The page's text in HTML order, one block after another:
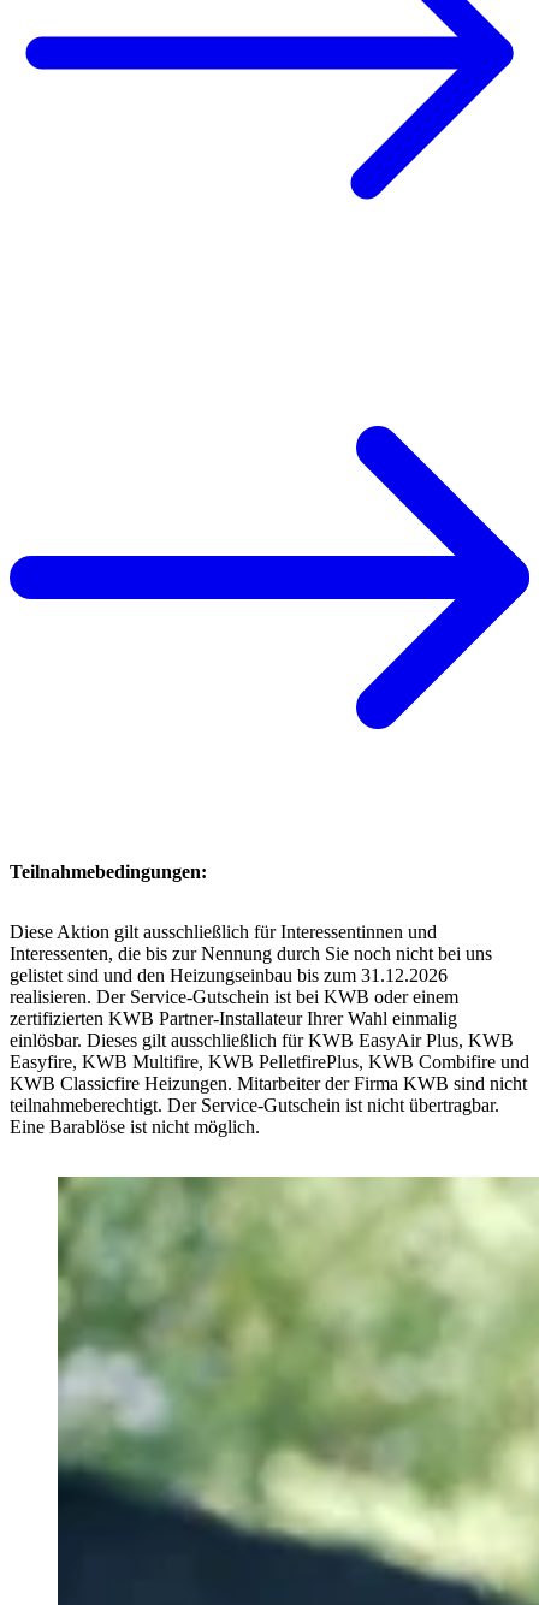
Teilnahmebedingungen:
Diese Aktion gilt ausschließlich für Interessentinnen und
Interessenten, die bis zur Nennung durch Sie noch nicht bei uns
gelistet sind und den Heizungseinbau bis zum 31.12.2026
realisieren. Der Service-Gutschein ist bei KWB oder einem
zertifizierten KWB Partner-Installateur Ihrer Wahl einmalig
einlösbar. Dieses gilt ausschließlich für KWB EasyAir Plus, KWB
Easyfire, KWB Multifire, KWB PelletfirePlus, KWB Combifire und
KWB Classicfire Heizungen. Mitarbeiter der Firma KWB sind nicht
teilnahmeberechtigt. Der Service-Gutschein ist nicht übertragbar.
Eine Barablöse ist nicht möglich.